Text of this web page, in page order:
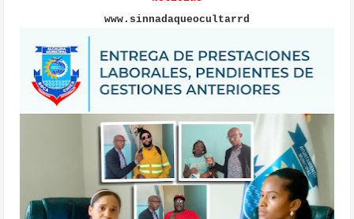
www.sinnadaqueocultarrd